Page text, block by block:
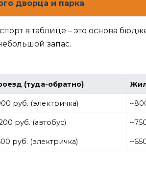
дворца и парка
в таблице – это основа
запас.
(туда-обратно)
руб. (электричка)
руб. (автобус)
руб. (электричка)